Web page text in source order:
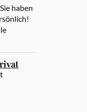
haben